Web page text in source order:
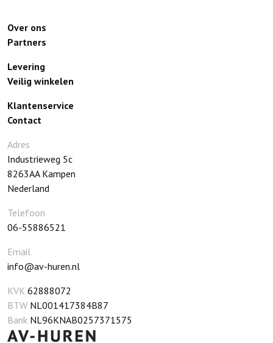
Adres
Industrieweg 5c
8263AA Kampen
Nederland
Telefoon
06-55886521
Email
info@av-huren.nl
Over ons
Partners
Levering
Veilig winkelen
Klantenservice
Contact
KVK 62888072
BTW NL001417384B87
Bank NL96KNAB0257371575